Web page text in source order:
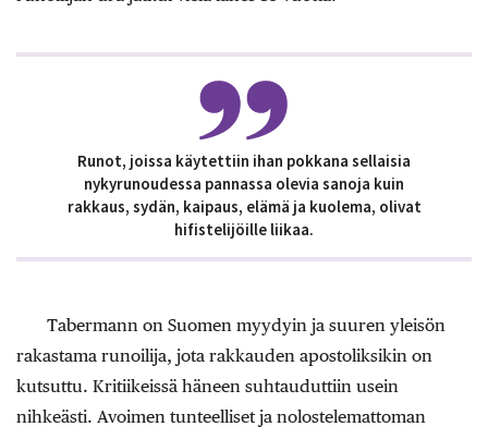
Runot, joissa käytettiin ihan pokkana sellaisia
nykyrunoudessa pannassa olevia sanoja kuin
rakkaus, sydän, kaipaus, elämä ja kuolema, olivat
hifistelijöille liikaa.
Tabermann on Suomen myydyin ja suuren yleisön
rakastama runoilija, jota rakkauden apostoliksikin on
kutsuttu. Kritiikeissä häneen suhtauduttiin usein
nihkeästi. Avoimen tunteelliset ja nolostelemattoman